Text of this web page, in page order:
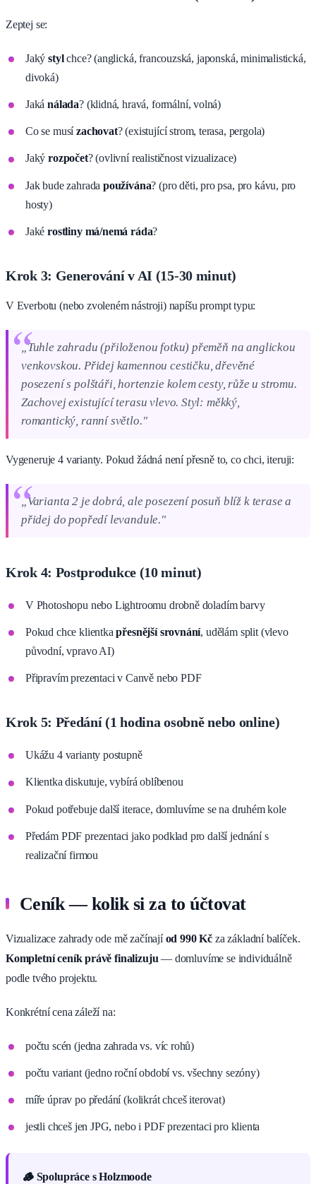
Zeptej se:
Jakýstylchce? (anglická, francouzská, japonská, minimalistická,
divoká)
Jakánálada? (klidná, hravá, formální, volná)
Co se musízachovat? (existující strom, terasa, pergola)
Jakýrozpočet? (ovlivní realističnost vizualizace)
Jak bude zahradapoužívána? (pro děti, pro psa, pro kávu, pro
hosty)
Jakérostliny má/nemá ráda?
Krok 3: Generování v AI (15-30 minut)
V Everbotu (nebo zvoleném nástroji) napíšu prompt typu:
„Tuhle zahradu (přiloženou fotku) přeměň na anglickou
venkovskou. Přidej kamennou cestičku, dřevěné
posezení s polštáři, hortenzie kolem cesty, růže u stromu.
Zachovej existující terasu vlevo. Styl: měkký,
romantický, ranní světlo."
Vygeneruje 4 varianty. Pokud žádná není přesně to, co chci, iteruji:
„Varianta 2 je dobrá, ale posezení posuň blíž k terase a
přidej do popředí levandule."
Krok 4: Postprodukce (10 minut)
V Photoshopu nebo Lightroomu drobně doladím barvy
Pokud chce klientkapřesnější srovnání, udělám split (vlevo
původní, vpravo AI)
Připravím prezentaci v Canvě nebo PDF
Krok 5: Předání (1 hodina osobně nebo online)
Ukážu 4 varianty postupně
Klientka diskutuje, vybírá oblíbenou
Pokud potřebuje další iterace, domluvíme se na druhém kole
Předám PDF prezentaci jako podklad pro další jednání s
realizační firmou
Ceník — kolik si za to účtovat
Vizualizace zahrady ode mě začínajíod 990 Kč za základní balíček.
Kompletní ceník právě finalizuju — domluvíme se individuálně
podle tvého projektu.
Konkrétní cena záleží na:
počtu scén (jedna zahrada vs. víc rohů)
počtu variant (jedno roční období vs. všechny sezóny)
míře úprav po předání (kolikrát chceš iterovat)
jestli chceš jen JPG, nebo i PDF prezentaci pro klienta
🪵 Spolupráce s Holzmoode